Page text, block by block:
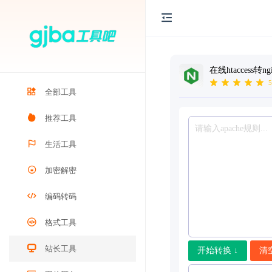
全部工具
推荐工具
生活工具
加密解密
编码转码
格式工具
站长工具
在线htaccess转
5
开始转换 ↓ 清